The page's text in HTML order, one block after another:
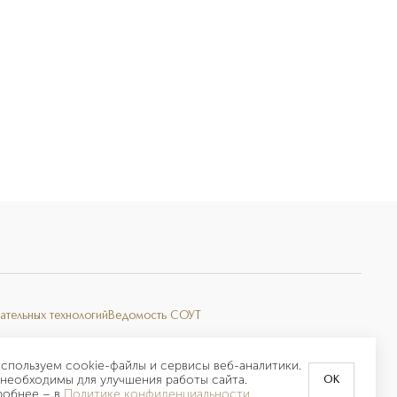
cookie-файлы и сервисы веб-аналитики.
для улучшения работы сайта.
– в Политике конфиденциальности
OK
технологий Ведомость СОУТ